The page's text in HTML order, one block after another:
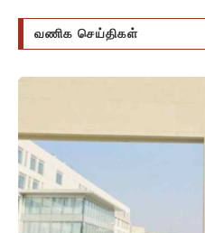
வணிக செய்திகள்